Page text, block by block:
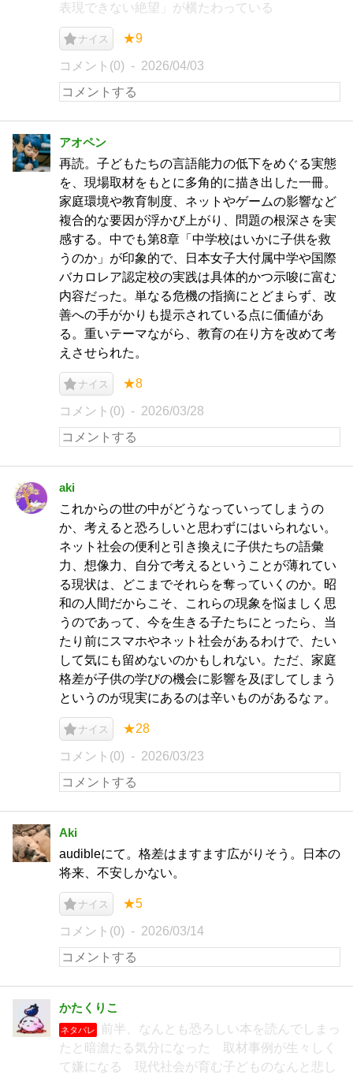
表現できない絶望」が横たわっている
ナイス ★9
コメント(0) 2026/04/03
アオペン
再読。子どもたちの言語能力の低下をめぐる実態
を、現場取材をもとに多角的に描き出した一冊。
家庭環境や教育制度、ネットやゲームの影響など
複合的な要因が浮かび上がり、問題の根深さを実
感する。中でも第8章「中学校はいかに子供を救
うのか」が印象的で、日本女子大付属中学や国際
バカロレア認定校の実践は具体的かつ示唆に富む
内容だった。単なる危機の指摘にとどまらず、改
善への手がかりも提示されている点に価値があ
る。重いテーマながら、教育の在り方を改めて考
えさせられた。
ナイス ★8
コメント(0) 2026/03/28
aki
これからの世の中がどうなっていってしまうの
か、考えると恐ろしいと思わずにはいられない。
ネット社会の便利と引き換えに子供たちの語彙
力、想像力、自分で考えるということが薄れてい
る現状は、どこまでそれらを奪っていくのか。昭
和の人間だからこそ、これらの現象を悩ましく思
うのであって、今を生きる子たちにとったら、当
たり前にスマホやネット社会があるわけで、たい
して気にも留めないのかもしれない。ただ、家庭
格差が子供の学びの機会に影響を及ぼしてしまう
というのが現実にあるのは辛いものがあるなァ。
ナイス ★28
コメント(0) 2026/03/23
Aki
audibleにて。格差はますます広がりそう。日本の
将来、不安しかない。
ナイス ★5
コメント(0) 2026/03/14
かたくりこ
ネタバレ
前半、なんとも恐ろしい本を読んでしまっ
たと暗澹たる気分になった 取材事例が生々しく
て嫌になる 現代社会が育む子どものなんと悲し